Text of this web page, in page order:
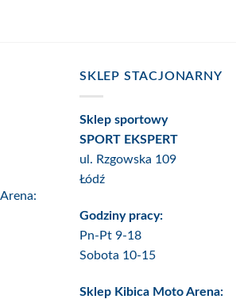
SKLEP STACJONARNY
Sklep sportowy
SPORT EKSPERT
ul. Rzgowska 109
Łódź
Godziny pracy:
Pn-Pt 9-18
Sobota 10-15
Sklep Kibica Moto Arena: